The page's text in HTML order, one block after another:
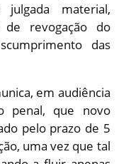
material,
de revogação do
das
em audiência
penal, que novo
pelo prazo de 5
uma vez que tal